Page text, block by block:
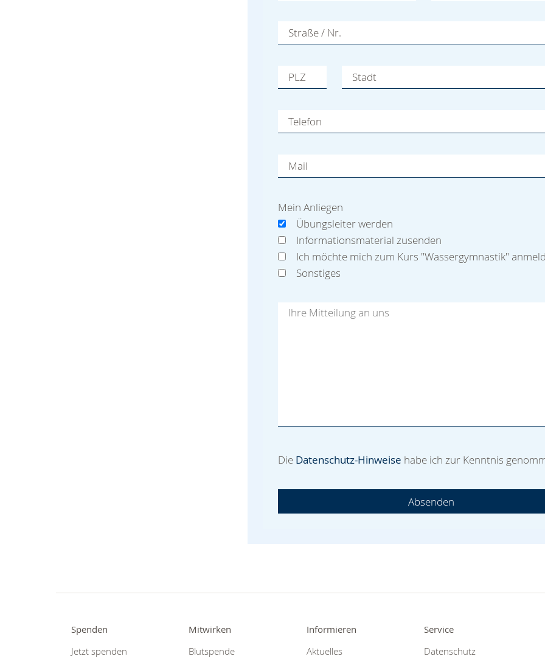
Straße / Nr.
PLZ Stadt
Telefon
Mail
Mein Anliegen
Übungsleiter werden
Informationsmaterial zusenden
Ich möchte mich zum Kurs "Wassergymnastik"
Sonstiges
Die Datenschutz-Hinweise habe ich zur Kenntnis
Absenden
Spenden
Jetzt spenden
Mitwirken
Blutspende
Informieren
Aktuelles
Service
Datenschutz